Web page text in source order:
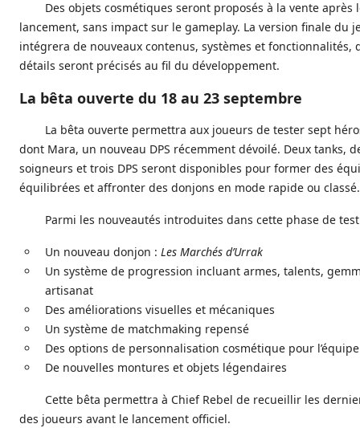
Des objets cosmétiques seront proposés à la vente après
lancement, sans impact sur le gameplay. La version finale du
intégrera de nouveaux contenus, systèmes et fonctionnalités,
détails seront précisés au fil du développement.
La bêta ouverte du 18 au 23 septembre
La bêta ouverte permettra aux joueurs de tester sept
dont Mara, un nouveau DPS récemment dévoilé. Deux tanks,
soigneurs et trois DPS seront disponibles pour former des
équilibrées et affronter des donjons en mode rapide ou classé.
Parmi les nouveautés introduites dans cette phase de
Un nouveau donjon : Les Marchés d’Urrak
Un système de progression incluant armes, talents,
artisanat
Des améliorations visuelles et mécaniques
Un système de matchmaking repensé
Des options de personnalisation cosmétique pour
De nouvelles montures et objets légendaires
Cette bêta permettra à Chief Rebel de recueillir les
des joueurs avant le lancement officiel.